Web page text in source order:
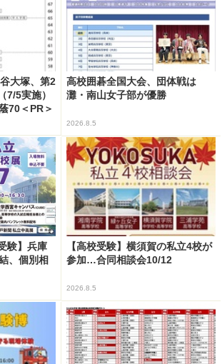
大塚、第2
7/5実施）
70＜PR＞
高校囲碁全国大会、団体戦は
灘・南山女子部が優勝
2026.8.5
験】兵庫
、個別相
【高校受験】横須賀の私立4校が
参加…合同相談会10/12
2026.8.5